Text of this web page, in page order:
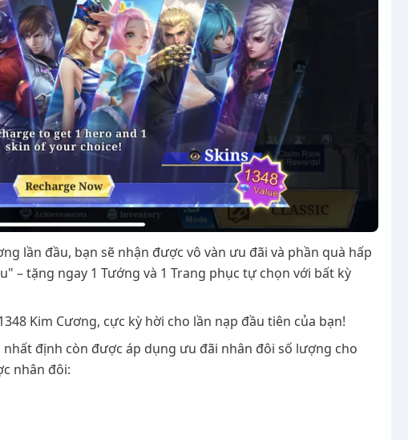
lần đầu, bạn sẽ nhận được vô vàn ưu đãi và phần quà hấp
– tặng ngay 1 Tướng và 1 Trang phục tự chọn với bất kỳ
Kim Cương, cực kỳ hời cho lần nạp đầu tiên của bạn!
định còn được áp dụng ưu đãi nhân đôi số lượng cho
nhân đôi: